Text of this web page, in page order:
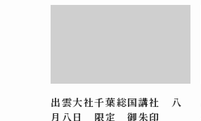
出雲大社千葉総国講社 八
月八日 限定 御朱印